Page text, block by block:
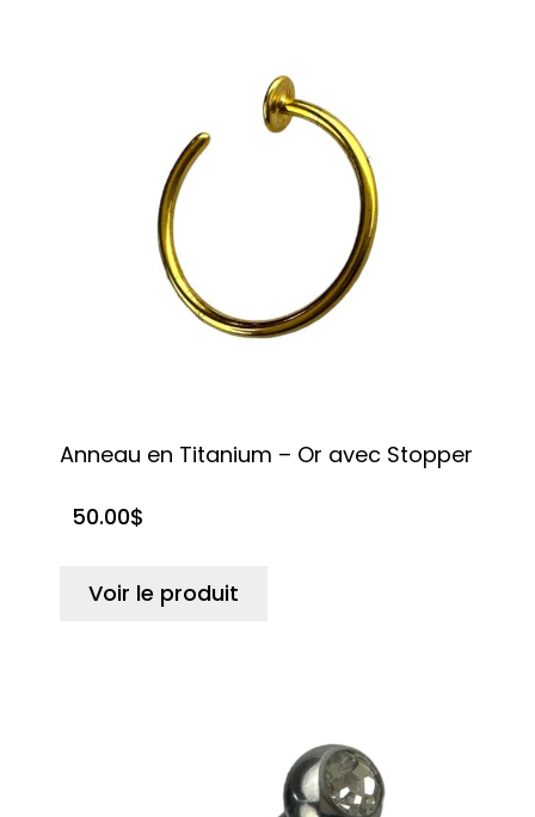
Anneau en Titanium – Or avec Stopper
50.00$
Voir le produit